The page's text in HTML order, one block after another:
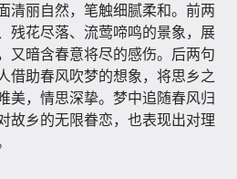
清丽自然，笔触细腻柔和。前两
残花尽落、流莺啼鸣的景象，展
又暗含春意将尽的感伤。后两句
借助春风吹梦的想象，将思乡之
美，情思深挚。梦中追随春风归
故乡的无限眷恋，也表现出对理